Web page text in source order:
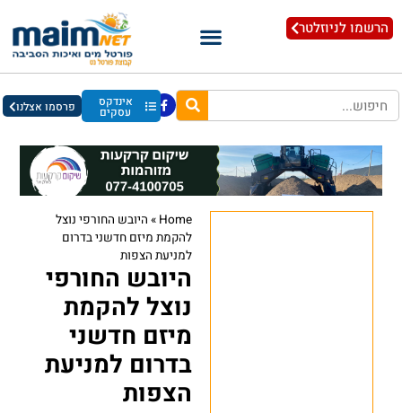
הרשמו לניוזלטר
אינדקס
עסקים פרסמו אצלנו
Home
» היובש החורפי נוצל
להקמת מיזם חדשני בדרום
למניעת הצפות
היובש החורפי
נוצל להקמת
מיזם חדשני
בדרום למניעת
הצפות